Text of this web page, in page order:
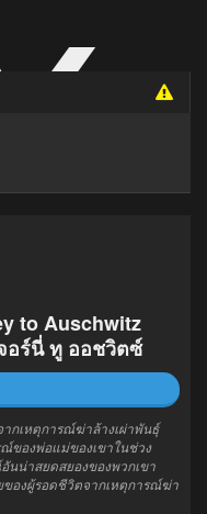
to Auschwitz
อร์นี่ ทู ออชวิตซ์
กเหตุการณ์ฆ่าล้างเผ่าพันธุ์
ของพ่อแม่ของเขาในช่วง
นน่าสยดสยองของพวกเขา
องผู้รอดชีวิตจากเหตุการณ์ฆ่า